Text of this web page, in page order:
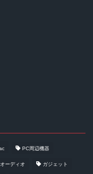
PC周辺機器
オーディオ ガジェット